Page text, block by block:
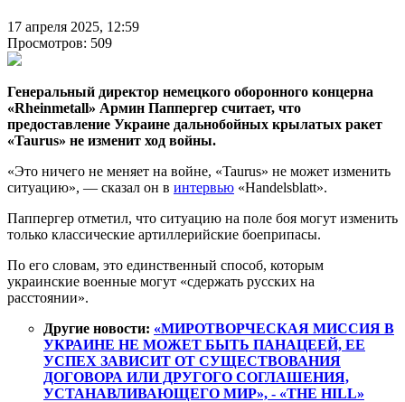
17 апреля 2025, 12:59
Просмотров: 509
Генеральный директор немецкого оборонного концерна
«Rheinmetall» Армин Паппергер считает, что
предоставление Украине дальнобойных крылатых ракет
«Taurus» не изменит ход войны.
«Это ничего не меняет на войне, «Taurus» не может изменить
ситуацию», — сказал он в интервью «Handelsblatt».
Паппергер отметил, что ситуацию на поле боя могут изменить
только классические артиллерийские боеприпасы.
По его словам, это единственный способ, которым
украинские военные могут «сдержать русских на
расстоянии».
Другие новости: «МИРОТВОРЧЕСКАЯ МИССИЯ В
УКРАИНЕ НЕ МОЖЕТ БЫТЬ ПАНАЦЕЕЙ, ЕЕ
УСПЕХ ЗАВИСИТ ОТ СУЩЕСТВОВАНИЯ
ДОГОВОРА ИЛИ ДРУГОГО СОГЛАШЕНИЯ,
УСТАНАВЛИВАЮЩЕГО МИР», - «THE HILL»